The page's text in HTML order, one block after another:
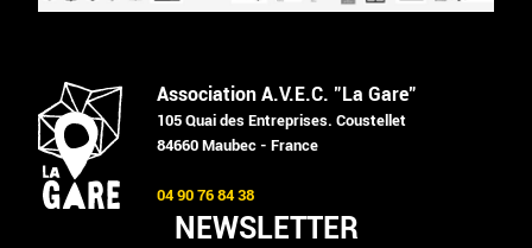
Association A.V.E.C. "La Gare"
105 Quai des Entreprises. Coustellet
84660 Maubec - France
04 90 76 84 38
NEWSLETTER